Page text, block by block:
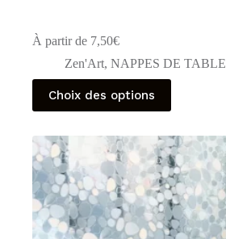
À partir de 7,50€
Zen'Art, NAPPES DE TABLE
Choix des options
Ce
produit
a
variations.
Les
options
peuvent
être
choisies
sur